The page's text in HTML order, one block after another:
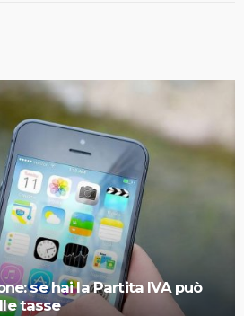
se hai la Partita IVA può
tasse